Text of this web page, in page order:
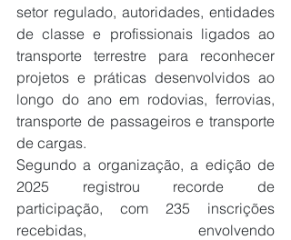
setor regulado, autoridades, entidades
de classe e profissionais ligados ao
transporte terrestre para reconhecer
projetos e práticas desenvolvidos ao
longo do ano em rodovias, ferrovias,
transporte de passageiros e transporte
de cargas.
Segundo a organização, a edição de
2025 registrou recorde de
participação, com 235 inscrições
recebidas, envolvendo